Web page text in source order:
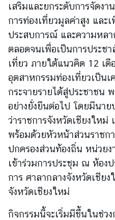
ข่
า
บ
ริ
า
ร
ป
ร
ะ
ช
า
ช
น
เสริมและยกระดับการจัดง
การท่องเที่ยวมูลค่าสูง และ
ประสบการณ์ และความหล
ตลอดจนเพื่อเป็นการประช
เที่ยว ภายใต้แนวคิด 12 เ
อุตสาหกรรมท่องเที่ยวเป็นเ
กระจายรายได้สู่ประชาชน
อย่างยั่งยืนต่อไป โดยมีนา
ว่าราชการจังหวัดเชียงใหม่
พร้อมด้วยหัวหน้าส่วนราชก
ปกครองส่วนท้องถิ่น หน่วยง
เข้าร่วมการประชุม ณ ห้อง
การ ศาลากลางจังหวัดเชีย
จังหวัดเชียงใหม่
กิจกรรมนี้จะเริ่มมีขึ้นในช่ว